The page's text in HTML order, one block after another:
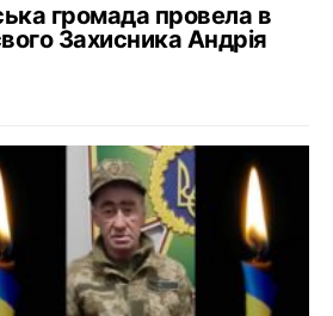
громада провела в
Захисника Андрія